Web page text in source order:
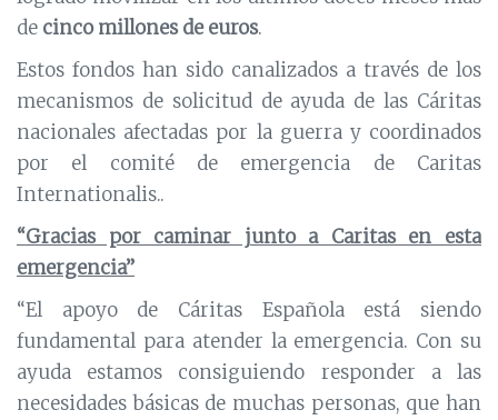
de cinco millones de euros.
Estos fondos han sido canalizados a través de los
mecanismos de solicitud de ayuda de las Cáritas
nacionales afectadas por la guerra y coordinados
por el comité de emergencia de Caritas
Internationalis..
“Gracias por caminar junto a Caritas en esta
emergencia”
“El apoyo de Cáritas Española está siendo
fundamental para atender la emergencia. Con su
ayuda estamos consiguiendo responder a las
necesidades básicas de muchas personas, que han